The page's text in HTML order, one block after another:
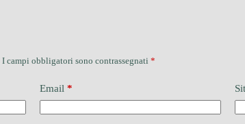
I campi obbligatori sono contrassegnati *
Email *